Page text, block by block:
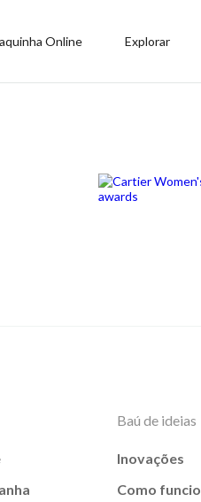
Online Explorar
Baú de ideias
Inovações
Como